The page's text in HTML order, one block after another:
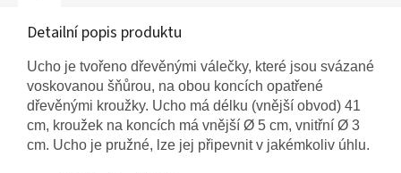
Detailní popis produktu
Ucho je tvořeno dřevěnými válečky, které jsou svázané
voskovanou šňůrou, na obou koncích opatřené
dřevěnými kroužky. Ucho má délku (vnější obvod) 41
cm, kroužek na koncích má vnější Ø 5 cm, vnitřní Ø 3
cm. Ucho je pružné, lze jej připevnit v jakémkoliv úhlu.